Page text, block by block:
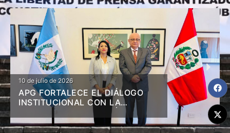
10 de julio de 2026
APG FORTALECE EL DIÁLOGO
INSTITUCIONAL CON LA
EMBAJADA DE LA REPÚBLICA
DEL PERÚ EN GUATEMALA